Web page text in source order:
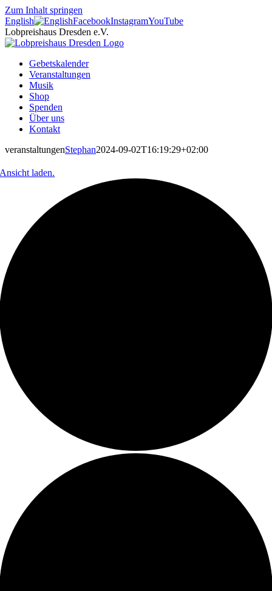
Zum Inhalt springen
English
FacebookInstagramYouTube
Lobpreishaus Dresden e.V.
Gebetskalender
Veranstaltungen
Musik
Shop
Spenden
Über uns
Kontakt
veranstaltungenStephan2024-09-02T16:19:29+02:00
Ansicht laden.